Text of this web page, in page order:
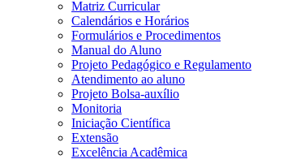
Matriz Curricular
Calendários e Horários
Formulários e Procedimentos
Manual do Aluno
Projeto Pedagógico e Regulamento
Atendimento ao aluno
Projeto Bolsa-auxílio
Monitoria
Iniciação Científica
Extensão
Excelência Acadêmica